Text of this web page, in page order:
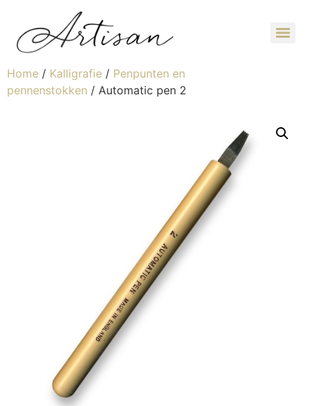
Home / Kalligrafie / Penpunten en
pennenstokken / Automatic pen 2